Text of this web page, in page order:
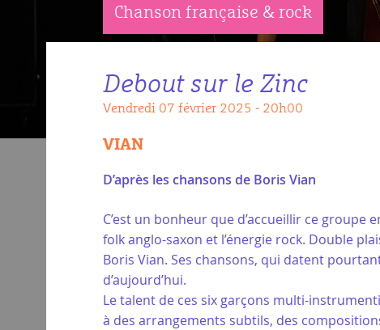
Chanson française & rock
Debout sur le Zinc
vendredi 07 février 2025 - 20h00
VIAN
D’après les chansons de Boris Vian
C’est un bonheur que d’accueillir ce
folk anglo-saxon et l’énergie rock. Double
Boris Vian. Ses chansons, qui datent
d’aujourd’hui.
Le talent de ces six garçons multi-
à des arrangements subtils, des